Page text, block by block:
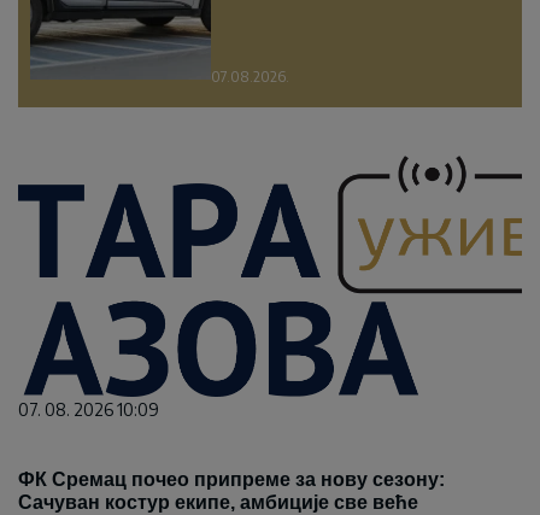
07.08.2026.
07. 08. 2026 10:09
ФК Сремац почео припреме за нову сезону:
Сачуван костур екипе, амбиције све веће